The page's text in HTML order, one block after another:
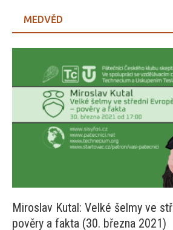
MEDVĚD
Miroslav Kutal: Velké šelmy ve
pověry a fakta (30. března 2021)